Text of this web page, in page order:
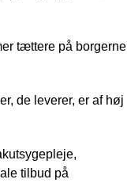
tættere på borgerne
de leverer, er af høj
tilbud på